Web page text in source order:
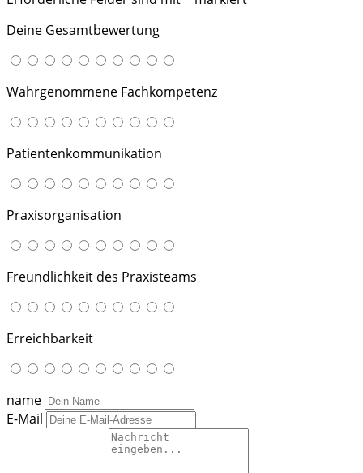
Deine Gesamtbewertung
Wahrgenommene Fachkompetenz
Patientenkommunikation
Praxisorganisation
Freundlichkeit des Praxisteams
Erreichbarkeit
name
E-Mail